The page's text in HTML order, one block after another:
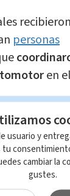
recibieron
personas
en
localizaron
además
usuario y
cambiar la
gustes.